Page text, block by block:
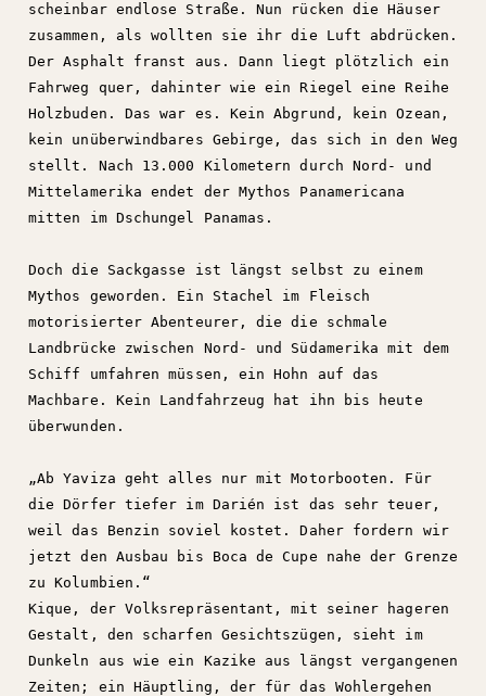
scheinbar endlose Straße. Nun rücken die Häuser
zusammen, als wollten sie ihr die Luft abdrücken.
Der Asphalt franst aus. Dann liegt plötzlich ein
Fahrweg quer, dahinter wie ein Riegel eine Reihe
Holzbuden. Das war es. Kein Abgrund, kein Ozean,
kein unüberwindbares Gebirge, das sich in den Weg
stellt. Nach 13.000 Kilometern durch Nord- und
Mittelamerika endet der Mythos Panamericana
mitten im Dschungel Panamas.
Doch die Sackgasse ist längst selbst zu einem
Mythos geworden. Ein Stachel im Fleisch
motorisierter Abenteurer, die die schmale
Landbrücke zwischen Nord- und Südamerika mit dem
Schiff umfahren müssen, ein Hohn auf das
Machbare. Kein Landfahrzeug hat ihn bis heute
überwunden.
„Ab Yaviza geht alles nur mit Motorbooten. Für
die Dörfer tiefer im Darién ist das sehr teuer,
weil das Benzin soviel kostet. Daher fordern wir
jetzt den Ausbau bis Boca de Cupe nahe der Grenze
zu Kolumbien.“
Kique, der Volksrepräsentant, mit seiner hageren
Gestalt, den scharfen Gesichtszügen, sieht im
Dunkeln aus wie ein Kazike aus längst vergangenen
Zeiten; ein Häuptling, der für das Wohlergehen